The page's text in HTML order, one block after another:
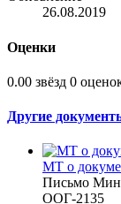
26.08.2019
Оценки
0.00 звёзд 0
Другие
МТ о
Письмо
ООГ-2135